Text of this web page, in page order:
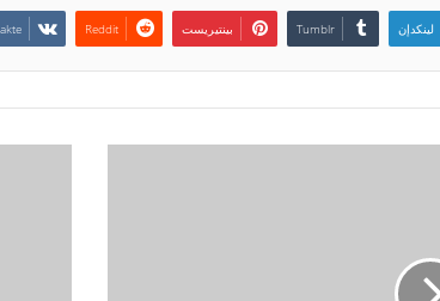
لينكدإن بينتيريست